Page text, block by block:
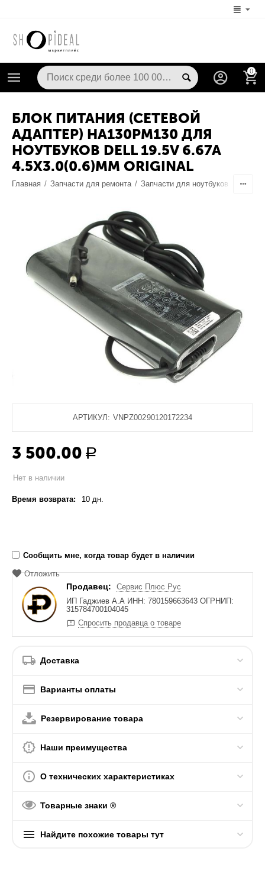
0
БЛОК ПИТАНИЯ (СЕТЕВОЙ
АДАПТЕР) HA130PM130 ДЛЯ
НОУТБУКОВ DELL 19.5V 6.67A
4.5Х3.0(0.6)MM ORIGINAL
Главная / Запчасти для ремонта / Запчасти для ноутбуков Блоки
АРТИКУЛ: VNPZ00290120172234
3 500.00 Р
Нет в наличии
Время возврата: 10 дн.
Сообщить мне, когда товар будет в наличии
Отложить
Продавец:
Сервис Плюс Рус
ИП Гаджиев А.А ИНН: 780159663643 ОГРНИП:
315784700104045
Спросить продавца о товаре
Доставка
Варианты оплаты
Резервирование товара
Наши преимущества
О технических характеристиках
Товарные знаки ®
Найдите похожие товары тут